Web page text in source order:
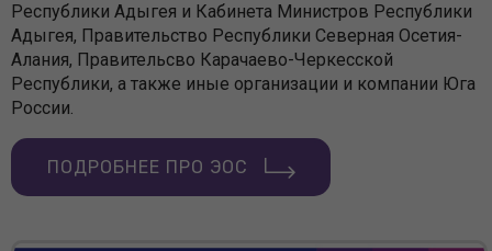
Республики Адыгея и Кабинета Министров Республики
Адыгея, Правительство Республики Северная Осетия-
Алания, Правительсво Карачаево-Черкесской
Республики, а также иные организации и компании Юга
России.
ПОДРОБНЕЕ ПРО ЭОС